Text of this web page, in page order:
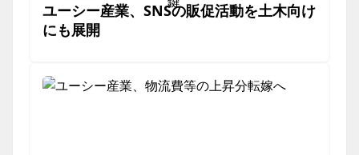
ユーシー産業、SNSの販促活動を土木向け
にも展開